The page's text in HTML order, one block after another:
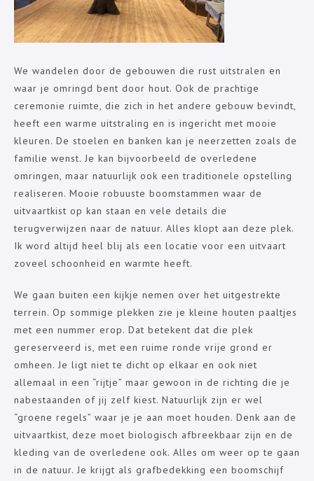
We wandelen door de gebouwen die rust uitstralen en
waar je omringd bent door hout. Ook de prachtige
ceremonie ruimte, die zich in het andere gebouw bevindt,
heeft een warme uitstraling en is ingericht met mooie
kleuren. De stoelen en banken kan je neerzetten zoals de
familie wenst. Je kan bijvoorbeeld de overledene
omringen, maar natuurlijk ook een traditionele opstelling
realiseren. Mooie robuuste boomstammen waar de
uitvaartkist op kan staan en vele details die
terugverwijzen naar de natuur. Alles klopt aan deze plek.
Ik word altijd heel blij als een locatie voor een uitvaart
zoveel schoonheid en warmte heeft.
We gaan buiten een kijkje nemen over het uitgestrekte
terrein. Op sommige plekken zie je kleine houten paaltjes
met een nummer erop. Dat betekent dat die plek
gereserveerd is, met een ruime ronde vrije grond er
omheen. Je ligt niet te dicht op elkaar en ook niet
allemaal in een “rijtje” maar gewoon in de richting die je
nabestaanden of jij zelf kiest. Natuurlijk zijn er wel
“groene regels” waar je je aan moet houden. Denk aan de
uitvaartkist, deze moet biologisch afbreekbaar zijn en de
kleding van de overledene ook. Alles om weer op te gaan
in de natuur. Je krijgt als grafbedekking een boomschijf